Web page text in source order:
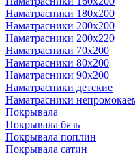
Наматрасники 180х200
Наматрасники 200х200
Наматрасники 200х220
Наматрасники 70х200
Наматрасники 80х200
Наматрасники 90х200
Наматрасники детские
Наматрасники
Покрывала
Покрывала бязь
Покрывала поплин
Покрывала сатин